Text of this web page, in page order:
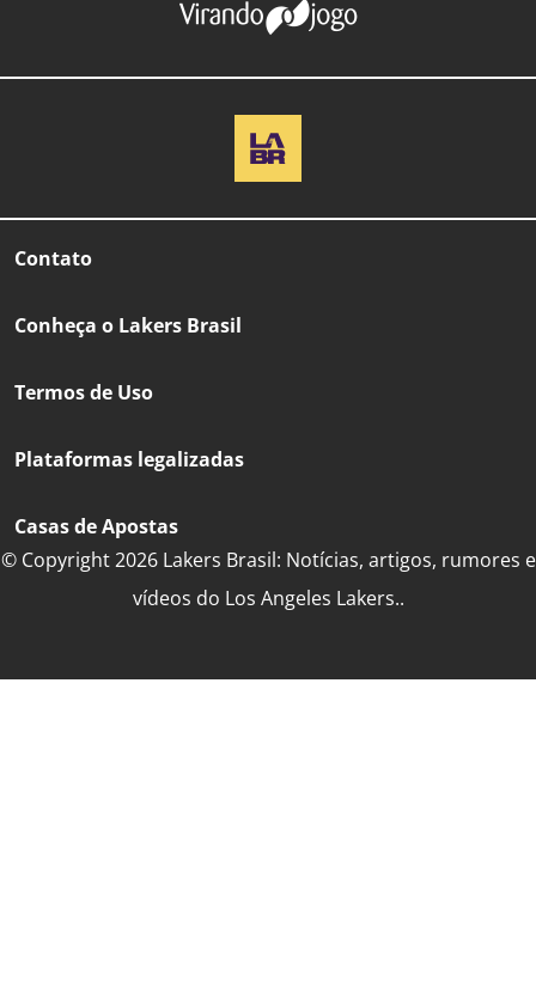
Contato
Conheça o Lakers Brasil
Termos de Uso
Plataformas legalizadas
Casas de Apostas
© Copyright 2026 Lakers Brasil: Notícias, artigos, rumores e
vídeos do Los Angeles Lakers..